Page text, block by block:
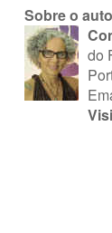
Sobre o
do